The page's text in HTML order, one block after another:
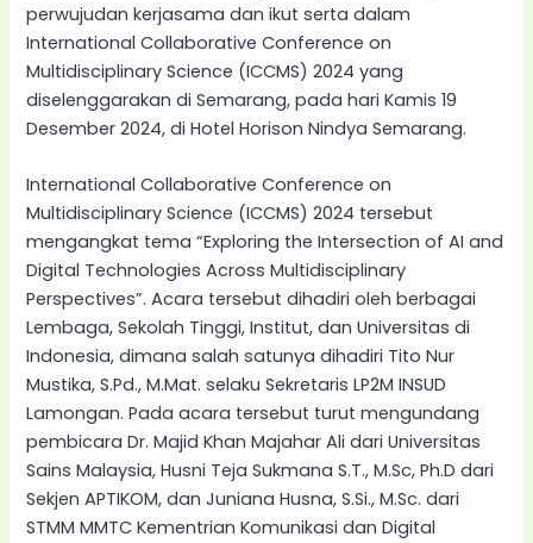
perwujudan kerjasama dan ikut serta dalam
International Collaborative Conference on
Multidisciplinary Science (ICCMS) 2024 yang
diselenggarakan di Semarang, pada hari Kamis 19
Desember 2024, di Hotel Horison Nindya Semarang.
International Collaborative Conference on
Multidisciplinary Science (ICCMS) 2024 tersebut
mengangkat tema “Exploring the Intersection of AI and
Digital Technologies Across Multidisciplinary
Perspectives”. Acara tersebut dihadiri oleh berbagai
Lembaga, Sekolah Tinggi, Institut, dan Universitas di
Indonesia, dimana salah satunya dihadiri Tito Nur
Mustika, S.Pd., M.Mat. selaku Sekretaris LP2M INSUD
Lamongan. Pada acara tersebut turut mengundang
pembicara Dr. Majid Khan Majahar Ali dari Universitas
Sains Malaysia, Husni Teja Sukmana S.T., M.Sc, Ph.D dari
Sekjen APTIKOM, dan Juniana Husna, S.Si., M.Sc. dari
STMM MMTC Kementrian Komunikasi dan Digital